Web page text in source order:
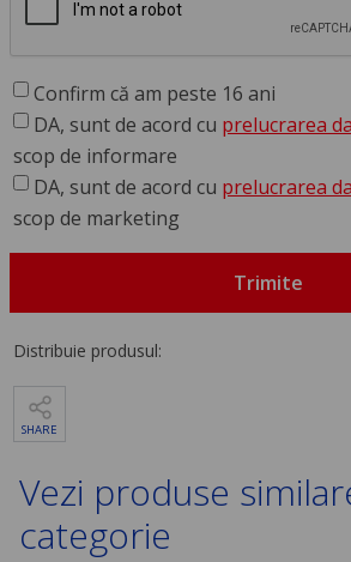
Confirm că am peste 16 ani
DA, sunt de acord cu prelucrarea
scop de informare
DA, sunt de acord cu prelucrarea
scop de marketing
Trimite
Distribuie produsul:
SHARE
Vezi produse
categorie